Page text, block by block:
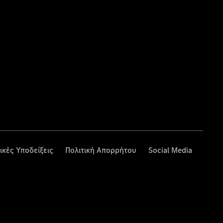
Υποδείξεις Πολιτική Απορρήτου Social Media